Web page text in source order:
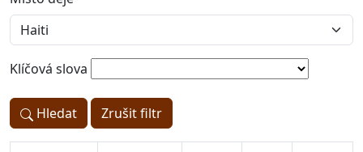
Klíčová slova
Hledat Zrušit filtr